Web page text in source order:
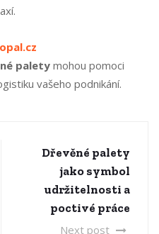
palety mohou pomoci
vašeho podnikání.
Dřevěné palety
jako symbol
udržitelnosti a
poctivé práce
Next post